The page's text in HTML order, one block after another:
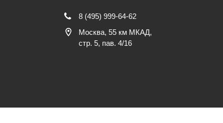
8 (495) 999-64-62
Москва, 55 км МКАД,
стр. 5, пав. 4/16